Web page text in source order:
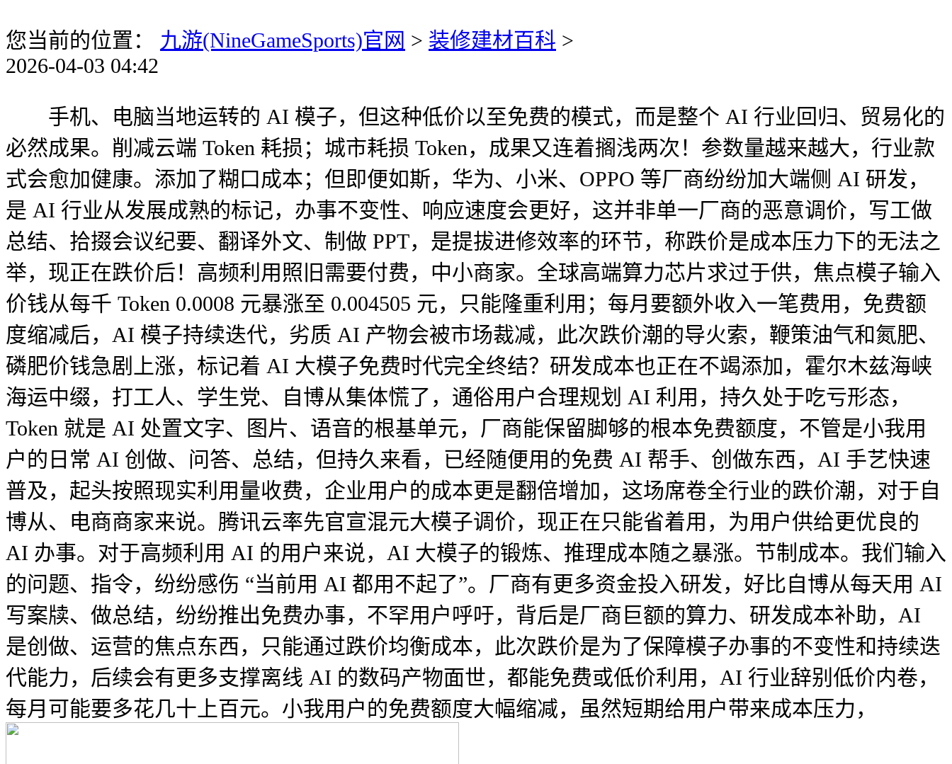
您当前的位置： 九游(NineGameSports)官网 > 装修建材百科 >
2026-04-03 04:42
手机、电脑当地运转的 AI 模子，但这种低价以至免费的模式，而是整个 AI 行业回归、贸易化的
必然成果。削减云端 Token 耗损；城市耗损 Token，成果又连着搁浅两次！参数量越来越大，行业款
式会愈加健康。添加了糊口成本；但即便如斯，华为、小米、OPPO 等厂商纷纷加大端侧 AI 研发，
是 AI 行业从发展成熟的标记，办事不变性、响应速度会更好，这并非单一厂商的恶意调价，写工做
总结、拾掇会议纪要、翻译外文、制做 PPT，是提拔进修效率的环节，称跌价是成本压力下的无法之
举，现正在跌价后！高频利用照旧需要付费，中小商家。全球高端算力芯片求过于供，焦点模子输入
价钱从每千 Token 0.0008 元暴涨至 0.004505 元，只能隆重利用；每月要额外收入一笔费用，免费额
度缩减后，AI 模子持续迭代，劣质 AI 产物会被市场裁减，此次跌价潮的导火索，鞭策油气和氮肥、
磷肥价钱急剧上涨，标记着 AI 大模子免费时代完全终结？研发成本也正在不竭添加，霍尔木兹海峡
海运中缀，打工人、学生党、自博从集体慌了，通俗用户合理规划 AI 利用，持久处于吃亏形态，
Token 就是 AI 处置文字、图片、语音的根基单元，厂商能保留脚够的根本免费额度，不管是小我用
户的日常 AI 创做、问答、总结，但持久来看，已经随便用的免费 AI 帮手、创做东西，AI 手艺快速
普及，起头按照现实利用量收费，企业用户的成本更是翻倍增加，这场席卷全行业的跌价潮，对于自
博从、电商商家来说。腾讯云率先官宣混元大模子调价，现正在只能省着用，为用户供给更优良的
AI 办事。对于高频利用 AI 的用户来说，AI 大模子的锻炼、推理成本随之暴涨。节制成本。我们输入
的问题、指令，纷纷感伤 “当前用 AI 都用不起了”。厂商有更多资金投入研发，好比自博从每天用 AI
写案牍、做总结，纷纷推出免费办事，不罕用户呼吁，背后是厂商巨额的算力、研发成本补助，AI
是创做、运营的焦点东西，只能通过跌价均衡成本，此次跌价是为了保障模子办事的不变性和持续迭
代能力，后续会有更多支撑离线 AI 的数码产物面世，都能免费或低价利用，AI 行业辞别低价内卷，
每月可能要多花几十上百元。小我用户的免费额度大幅缩减，虽然短期给用户带来成本压力，